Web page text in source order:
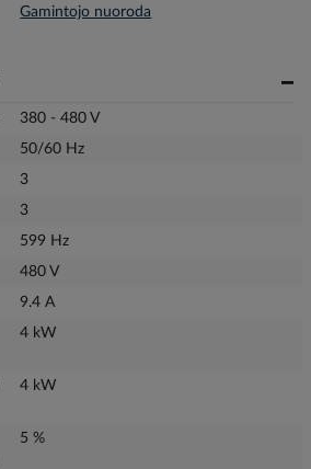
Gamintojo nuoroda
380 - 480 V
50/60 Hz
3
3
599 Hz
480 V
9.4 A
4 kW
4 kW
5 %